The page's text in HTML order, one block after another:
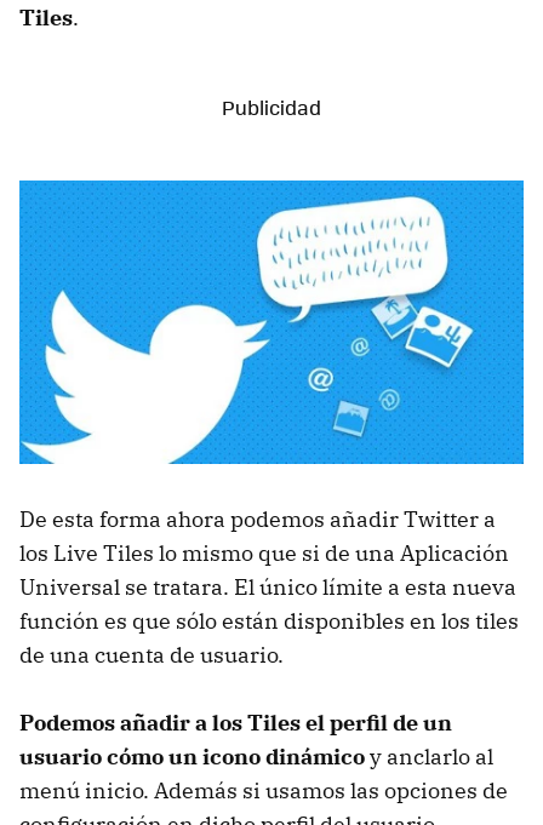
Tiles.
De esta forma ahora podemos añadir Twitter a
los Live Tiles lo mismo que si de una Aplicación
Universal se tratara. El único límite a esta nueva
función es que sólo están disponibles en los tiles
de una cuenta de usuario.
Podemos añadir a los Tiles el perfil de un
usuario cómo un icono dinámicoy anclarlo al
menú inicio. Además si usamos las opciones de